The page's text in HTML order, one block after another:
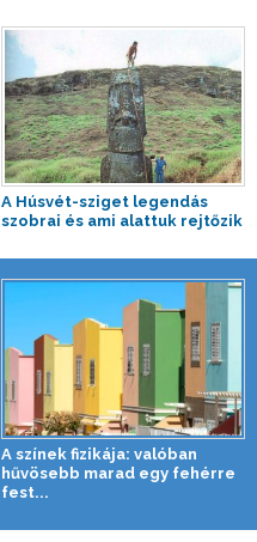
A Húsvét-sziget legendás
szobrai és ami alattuk rejtőzik
A színek fizikája: valóban
hűvösebb marad egy fehérre
fest...